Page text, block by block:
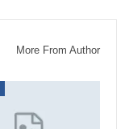
More From Author